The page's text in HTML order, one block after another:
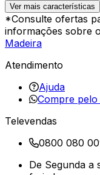
Ver mais características
*Consulte ofertas
informações sobre
Madeira
Atendimento
Ajuda
Compre
Televendas
0800 080
De Segunda a